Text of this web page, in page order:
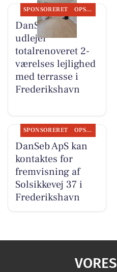
SPONSORERET OPSLAGSTAVLEN
DanSeb ApS
udlejer
totalrenoveret 2-
værelses lejlighed
med terrasse i
Frederikshavn
SPONSORERET OPSLAGSTAVLEN
DanSeb ApS kan
kontaktes for
fremvisning af
Solsikkevej 37 i
Frederikshavn
VORES